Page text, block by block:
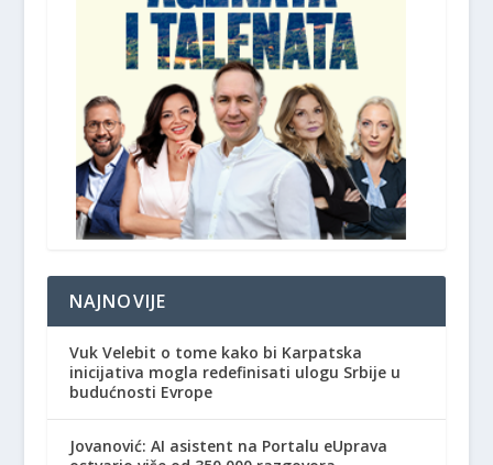
NAJNOVIJE
Vuk Velebit o tome kako bi Karpatska
inicijativa mogla redefinisati ulogu Srbije u
budućnosti Evrope
Jovanović: AI asistent na Portalu eUprava